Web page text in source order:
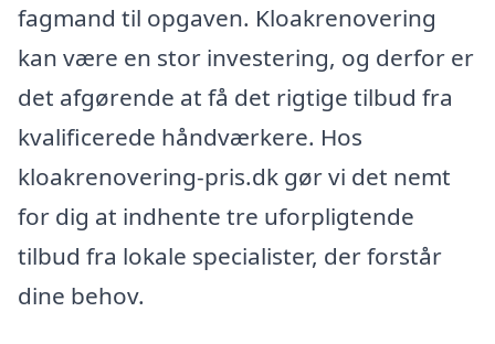
fagmand til opgaven. Kloakrenovering
kan være en stor investering, og derfor er
det afgørende at få det rigtige tilbud fra
kvalificerede håndværkere. Hos
kloakrenovering-pris.dk gør vi det nemt
for dig at indhente tre uforpligtende
tilbud fra lokale specialister, der forstår
dine behov.